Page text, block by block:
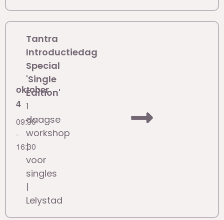
oktober
4
09:30
-
16:30
Tantra
Introductiedag
Special
'Single
Edition'
1
daagse
workshop
|
voor
singles
|
Lelystad